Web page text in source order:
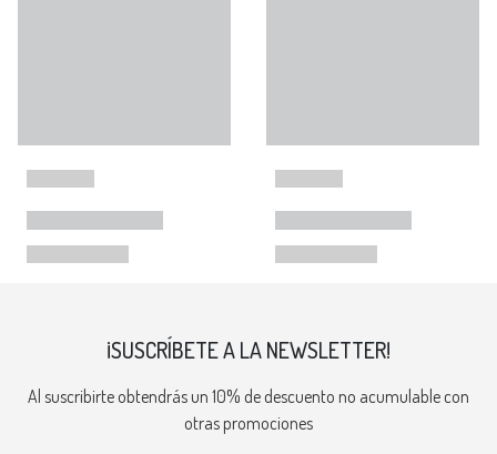
¡SUSCRÍBETE A LA NEWSLETTER!
Al suscribirte obtendrás un 10% de descuento no acumulable con
otras promociones